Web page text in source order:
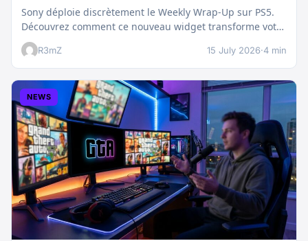
Sony déploie discrètement le Weekly Wrap-Up sur PS5.
Découvrez comment ce nouveau widget transforme votre
dashboard et booste votre suivi…
R3mZ 15 July 2026·4 min
NEWS